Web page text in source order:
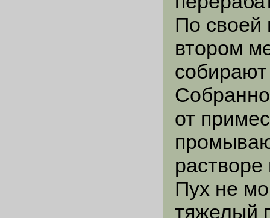
По своей
втором
от
Пух не
тяжелый